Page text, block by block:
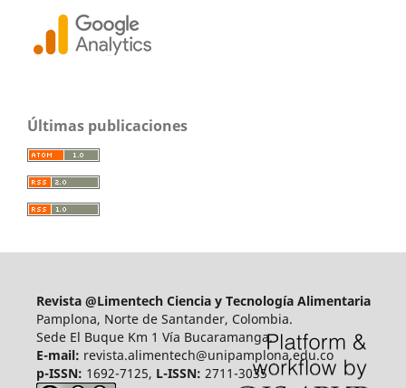
Últimas publicaciones
Revista @Limentech Ciencia y Tecnología Alimentaria
Pamplona, Norte de Santander, Colombia.
Sede El Buque Km 1 Vía Bucaramanga.
E-mail: revista.alimentech@unipamplona.edu.co
p-ISSN: 1692-7125, L-ISSN: 2711-3035